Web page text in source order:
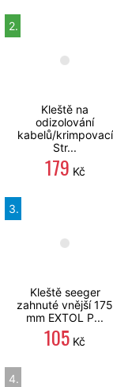
2.
Kleště na
odizolování
kabelů/krimpovací
Str...
179 Kč
3.
Kleště seeger
zahnuté vnější 175
mm EXTOL P...
105 Kč
4.